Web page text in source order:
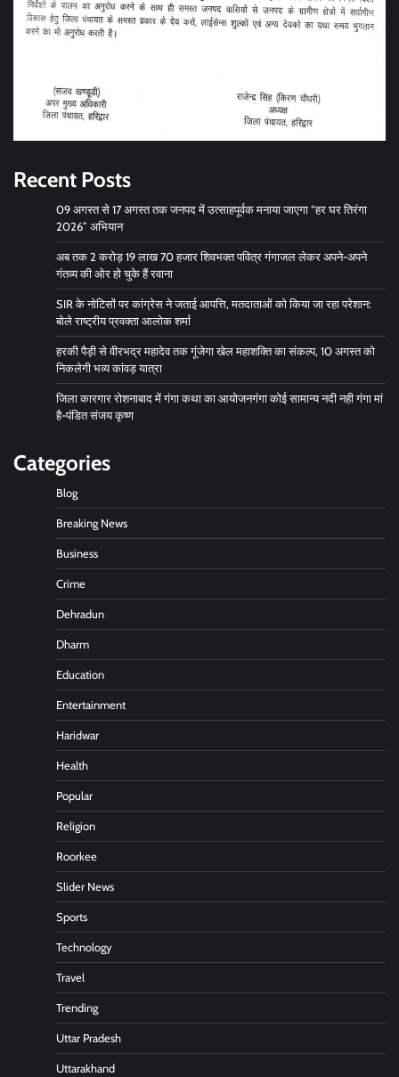
Recent Posts
09 अगस्त से 17 अगस्त तक जनपद में उत्साहपूर्वक मनाया जाएगा “हर घर तिरंगा
2026” अभियान
अब तक 2 करोड़ 19 लाख 70 हजार शिवभक्त पवित्र गंगाजल लेकर अपने-अपने
गंतव्य की ओर हो चुके हैं रवाना
SIR के नोटिसों पर कांग्रेस ने जताई आपत्ति, मतदाताओं को किया जा रहा परेशान:
बोले राष्ट्रीय प्रवक्ता आलोक शर्मा
हरकी पैड़ी से वीरभद्र महादेव तक गूंजेगा खेल महाशक्ति का संकल्प, 10 अगस्त को
निकलेगी भव्य कांवड़ यात्रा
जिला कारगार रोशनाबाद में गंगा कथा का आयोजनगंगा कोई सामान्य नदी नही गंगा मां
है-पंडित संजय कृष्ण
Categories
Blog
Breaking News
Business
Crime
Dehradun
Dharm
Education
Entertainment
Haridwar
Health
Popular
Religion
Roorkee
Slider News
Sports
Technology
Travel
Trending
Uttar Pradesh
Uttarakhand